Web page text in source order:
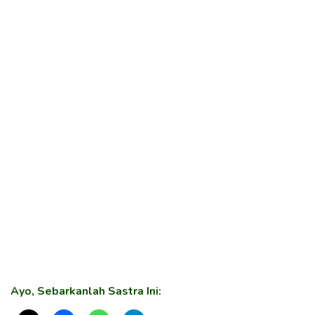
Ayo, Sebarkanlah Sastra Ini: